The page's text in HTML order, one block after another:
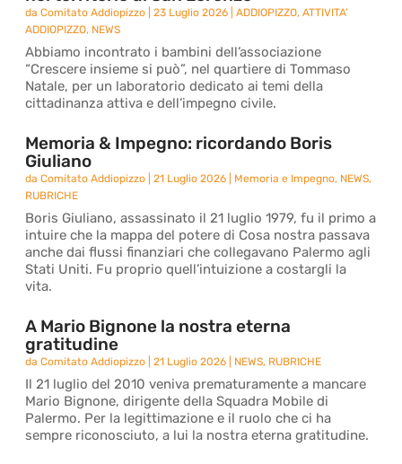
daComitato Addiopizzo |23 Luglio 2026 |ADDIOPIZZO,ATTIVITA'
ADDIOPIZZO, NEWS
Abbiamo incontrato i bambini dell’associazione
“Crescere insieme si può”, nel quartiere di Tommaso
Natale, per un laboratorio dedicato ai temi della
cittadinanza attiva e dell’impegno civile.
Memoria & Impegno: ricordando Boris
Giuliano
daComitato Addiopizzo |21 Luglio 2026 Memoria e Impegno, NEWS,
RUBRICHE
Boris Giuliano, assassinato il 21 luglio 1979, fu il primo a
intuire che la mappa del potere di Cosa nostra passava
anche dai flussi finanziari che collegavano Palermo agli
Stati Uniti. Fu proprio quell’intuizione a costargli la
vita.
A Mario Bignone la nostra eterna
gratitudine
daComitato Addiopizzo |21 Luglio 2026 NEWS, RUBRICHE
Il 21 luglio del 2010 veniva prematuramente a mancare
Mario Bignone, dirigente della Squadra Mobile di
Palermo. Per la legittimazione e il ruolo che ci ha
sempre riconosciuto, a lui la nostra eterna gratitudine.